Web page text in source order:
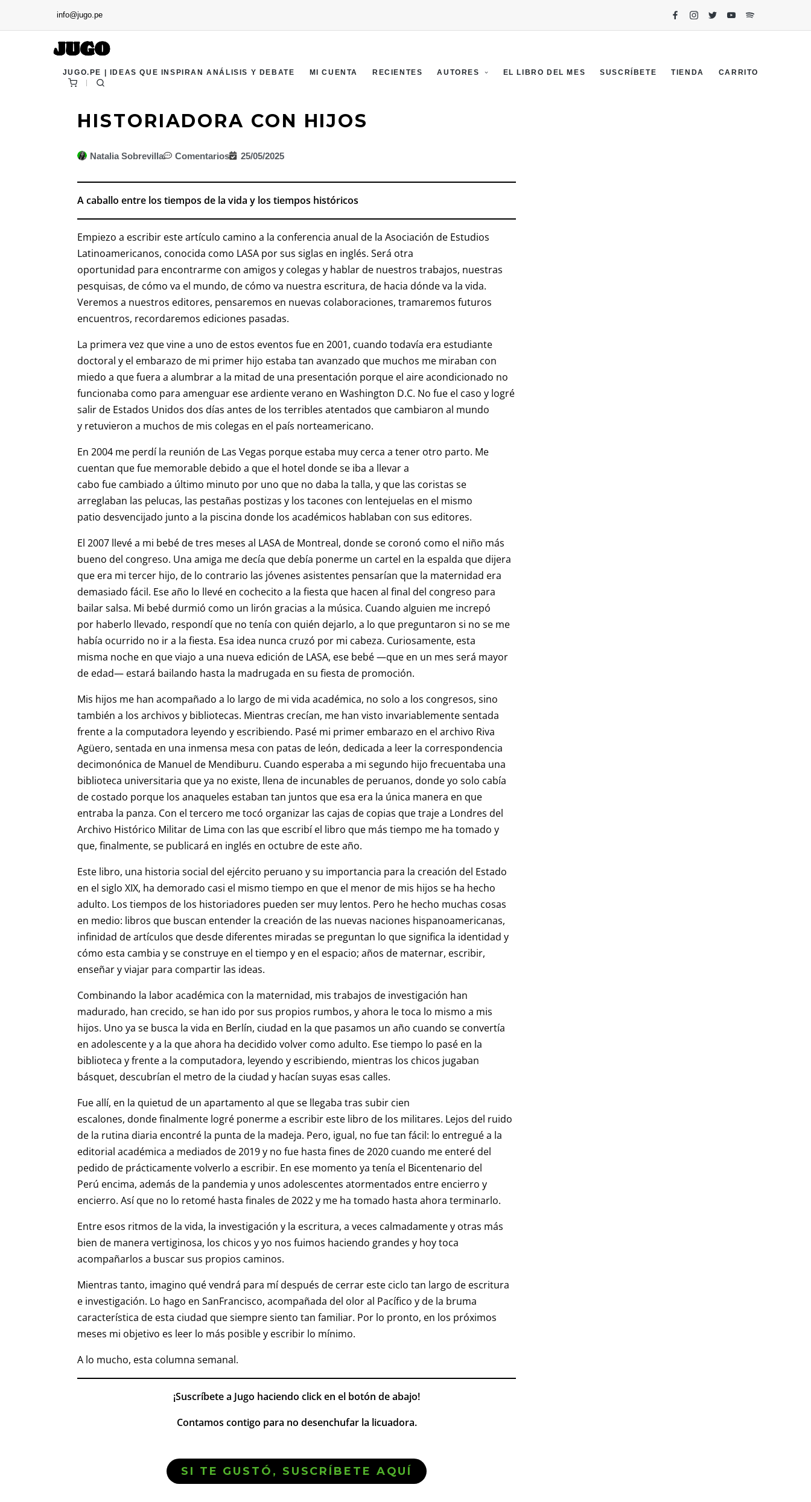
info@jugo.pe
JUGO.PE | IDEAS QUE INSPIRAN ANÁLISIS Y DEBATE MI CUENTA RECIENTES AUTORES EL LIBRO DEL MES SUSCRÍBETE TIENDA CARRITO
HISTORIADORA CON HIJOS
Natalia Sobrevilla Comentarios 25/05/2025
A caballo entre los tiempos de la vida y los tiempos históricos
Empiezo a escribir este artículo camino a la conferencia anual de la Asociación de Estudios
Latinoamericanos, conocida como LASA por sus siglas en inglés. Será otra
oportunidad para encontrarme con amigos y colegas y hablar de nuestros trabajos, nuestras
pesquisas, de cómo va el mundo, de cómo va nuestra escritura, de hacia dónde va la vida.
Veremos a nuestros editores, pensaremos en nuevas colaboraciones, tramaremos futuros
encuentros, recordaremos ediciones pasadas.
La primera vez que vine a uno de estos eventos fue en 2001, cuando todavía era estudiante
doctoral y el embarazo de mi primer hijo estaba tan avanzado que muchos me miraban con
miedo a que fuera a alumbrar a la mitad de una presentación porque el aire acondicionado no
funcionaba como para amenguar ese ardiente verano en Washington D.C. No fue el caso y logré
salir de Estados Unidos dos días antes de los terribles atentados que cambiaron al mundo
y retuvieron a muchos de mis colegas en el país norteamericano.
En 2004 me perdí la reunión de Las Vegas porque estaba muy cerca a tener otro parto. Me
cuentan que fue memorable debido a que el hotel donde se iba a llevar a
cabo fue cambiado a último minuto por uno que no daba la talla, y que las coristas se
arreglaban las pelucas, las pestañas postizas y los tacones con lentejuelas en el mismo
patio desvencijado junto a la piscina donde los académicos hablaban con sus editores.
El 2007 llevé a mi bebé de tres meses al LASA de Montreal, donde se coronó como el niño más
bueno del congreso. Una amiga me decía que debía ponerme un cartel en la espalda que dijera
que era mi tercer hijo, de lo contrario las jóvenes asistentes pensarían que la maternidad era
demasiado fácil. Ese año lo llevé en cochecito a la fiesta que hacen al final del congreso para
bailar salsa. Mi bebé durmió como un lirón gracias a la música. Cuando alguien me increpó
por haberlo llevado, respondí que no tenía con quién dejarlo, a lo que preguntaron si no se me
había ocurrido no ir a la fiesta. Esa idea nunca cruzó por mi cabeza. Curiosamente, esta
misma noche en que viajo a una nueva edición de LASA, ese bebé —que en un mes será mayor
de edad— estará bailando hasta la madrugada en su fiesta de promoción.
Mis hijos me han acompañado a lo largo de mi vida académica, no solo a los congresos, sino
también a los archivos y bibliotecas. Mientras crecían, me han visto invariablemente sentada
frente a la computadora leyendo y escribiendo. Pasé mi primer embarazo en el archivo Riva
Agüero, sentada en una inmensa mesa con patas de león, dedicada a leer la correspondencia
decimonónica de Manuel de Mendiburu. Cuando esperaba a mi segundo hijo frecuentaba una
biblioteca universitaria que ya no existe, llena de incunables de peruanos, donde yo solo cabía
de costado porque los anaqueles estaban tan juntos que esa era la única manera en que
entraba la panza. Con el tercero me tocó organizar las cajas de copias que traje a Londres del
Archivo Histórico Militar de Lima con las que escribí el libro que más tiempo me ha tomado y
que, finalmente, se publicará en inglés en octubre de este año.
Este libro, una historia social del ejército peruano y su importancia para la creación del Estado
en el siglo XIX, ha demorado casi el mismo tiempo en que el menor de mis hijos se ha hecho
adulto. Los tiempos de los historiadores pueden ser muy lentos. Pero he hecho muchas cosas
en medio: libros que buscan entender la creación de las nuevas naciones hispanoamericanas,
infinidad de artículos que desde diferentes miradas se preguntan lo que significa la identidad y
cómo esta cambia y se construye en el tiempo y en el espacio; años de maternar, escribir,
enseñar y viajar para compartir las ideas.
Combinando la labor académica con la maternidad, mis trabajos de investigación han
madurado, han crecido, se han ido por sus propios rumbos, y ahora le toca lo mismo a mis
hijos. Uno ya se busca la vida en Berlín, ciudad en la que pasamos un año cuando se convertía
en adolescente y a la que ahora ha decidido volver como adulto. Ese tiempo lo pasé en la
biblioteca y frente a la computadora, leyendo y escribiendo, mientras los chicos jugaban
básquet, descubrían el metro de la ciudad y hacían suyas esas calles.
Fue allí, en la quietud de un apartamento al que se llegaba tras subir cien
escalones, donde finalmente logré ponerme a escribir este libro de los militares. Lejos del ruido
de la rutina diaria encontré la punta de la madeja. Pero, igual, no fue tan fácil: lo entregué a la
editorial académica a mediados de 2019 y no fue hasta fines de 2020 cuando me enteré del
pedido de prácticamente volverlo a escribir. En ese momento ya tenía el Bicentenario del
Perú encima, además de la pandemia y unos adolescentes atormentados entre encierro y
encierro. Así que no lo retomé hasta finales de 2022 y me ha tomado hasta ahora terminarlo.
Entre esos ritmos de la vida, la investigación y la escritura, a veces calmadamente y otras más
bien de manera vertiginosa, los chicos y yo nos fuimos haciendo grandes y hoy toca
acompañarlos a buscar sus propios caminos.
Mientras tanto, imagino qué vendrá para mí después de cerrar este ciclo tan largo de escritura
e investigación. Lo hago en SanFrancisco, acompañada del olor al Pacífico y de la bruma
característica de esta ciudad que siempre siento tan familiar. Por lo pronto, en los próximos
meses mi objetivo es leer lo más posible y escribir lo mínimo.
A lo mucho, esta columna semanal.
¡Suscríbete a Jugo haciendo click en el botón de abajo!
Contamos contigo para no desenchufar la licuadora.
SI TE GUSTÓ, SUSCRÍBETE AQUÍ